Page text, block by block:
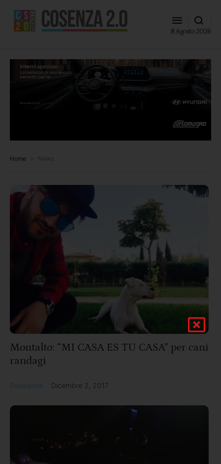
8 Agosto 2026
Home
Montalto: “MI CASA ES TU CASA” per cani
randagi
Redazione Dicembre 2, 2017